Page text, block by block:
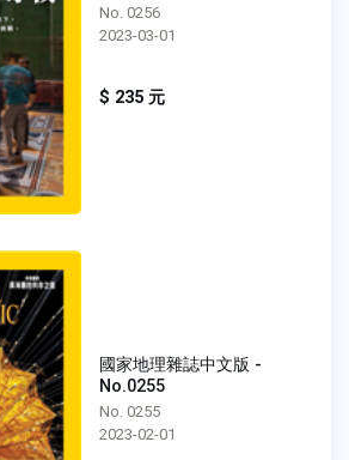
No. 0256
2023-03-01
$ 235 元
國家地理雜誌中文版 -
No.0255
No. 0255
2023-02-01